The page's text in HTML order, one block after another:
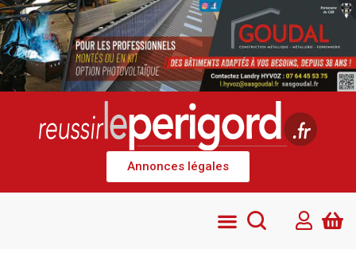
Annonces légales